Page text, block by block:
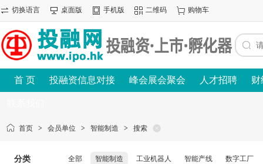
切换语言 桌面版 手机版 二维码 购物车
首 页 投融资信息对接 峰会展会聚会 人才招聘 财
首页 > 会员单位 > 智能制造 > 搜索
分类 全部 智能制造 工业机器人 智能产线 数字工厂